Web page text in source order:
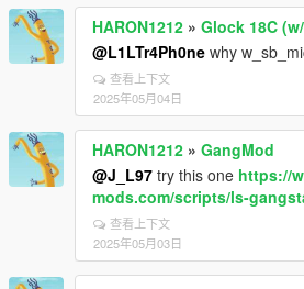
HARON1212 » Glock 18C
@L1LTr4Ph0ne why
查看上下文
2025年05月04日
HARON1212 » GangMod
@J_L97 try this one https://
mods.com/scripts/ls-
查看上下文
2025年05月03日